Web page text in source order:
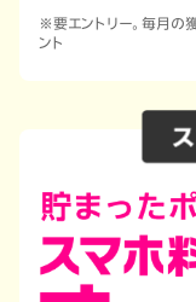
※要エントリー。毎月の
ント